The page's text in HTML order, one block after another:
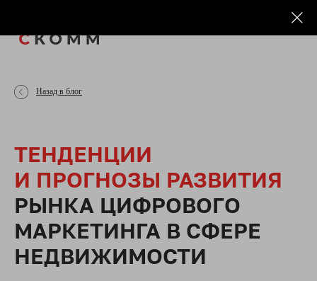
Назад в блог
ТЕНДЕНЦИИ
И ПРОГНОЗЫ РАЗВИТИЯ
РЫНКА ЦИФРОВОГО
МАРКЕТИНГА В СФЕРЕ
НЕДВИЖИМОСТИ